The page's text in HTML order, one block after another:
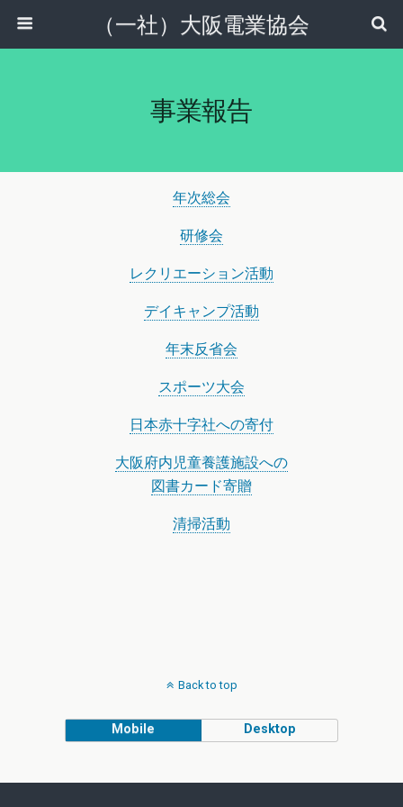
（一社）大阪電業協会
事業報告
年次総会
研修会
レクリエーション活動
デイキャンプ活動
年末反省会
スポーツ大会
日本赤十字社への寄付
大阪府内児童養護施設への
図書カード寄贈
清掃活動
Back to top
Mobile Desktop